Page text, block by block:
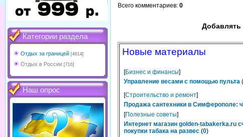
Категории раздела
Отдых за границей [4814]
Отдых в России [716]
Наш опрос
Всего комментариев: 0
Добавлять
Новые материалы
[Бизнес и финансы]
Управление весами с помощью пульта (
[Строительство и ремонт]
Продажа сантехники в Симферополе:
[Полезные советы]
Интернет магазин golden-tabakerka.ru
покупки табака на развес (0)